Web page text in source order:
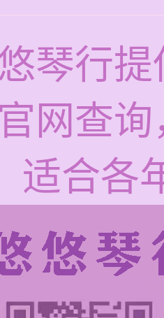
琴行
网查
适合各